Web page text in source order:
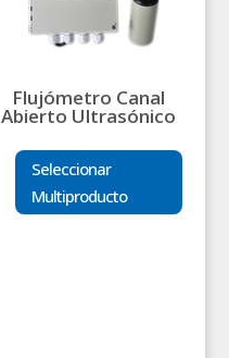
Flujómetro Canal
Abierto Ultrasónico
Seleccionar
Multiproducto